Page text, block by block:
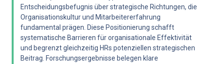
Entscheidungsbefugnis über strategische Richtungen, die
Organisationskultur und Mitarbeitererfahrung
fundamental prägen. Diese Positionierung schafft
systematische Barrieren für organisationale Effektivität
und begrenzt gleichzeitig HRs potenziellen strategischen
Beitrag. Forschungsergebnisse belegen klare